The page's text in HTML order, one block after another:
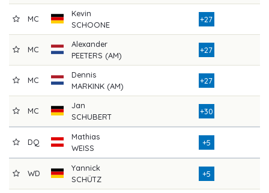
MC
Kevin
SCHOONE
+27
MC
Alexander
PEETERS (AM)
+27
MC
Dennis
MARKINK (AM)
+27
MC
Jan
SCHUBERT
+30
DQ
Mathias
WEISS
+5
WD
Yannick
SCHÜTZ
+5